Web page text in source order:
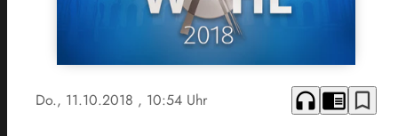
Do., 11.10.2018 , 10:54 Uhr headphones chrome_reader_mode bookmark_border